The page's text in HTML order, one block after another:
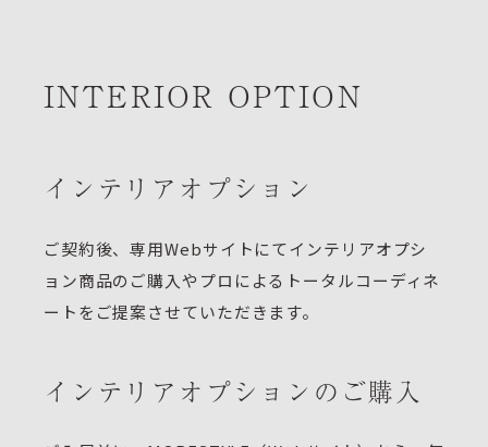
INTERIOR OPTION
インテリアオプション
ご契約後、専用Webサイトにてインテリアオプシ
ョン商品のご購入やプロによるトータルコーディネ
ートをご提案させていただきます。
インテリアオプションのご購入